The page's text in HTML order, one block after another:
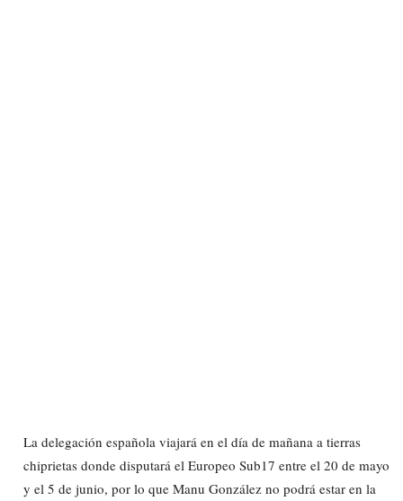
La delegación española viajará en el día de mañana a tierras
chiprietas donde disputará el Europeo Sub17 entre el 20 de mayo
y el 5 de junio, por lo que Manu González no podrá estar en la